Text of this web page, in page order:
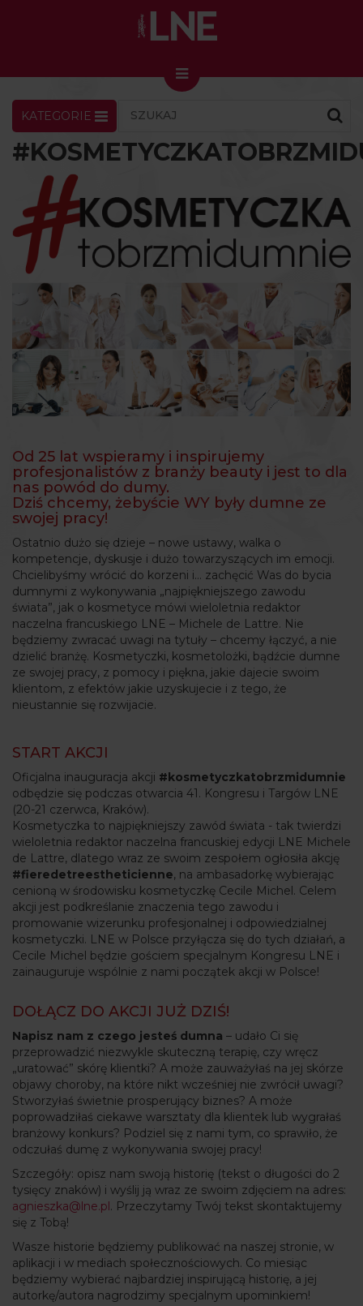
LNENEWS
Skin Master w Warszawie
49. edycja w Krakowie
VIDEO
MAGAZYN
O NAS
PRENUMERATA
ARTYKUŁY
WYDARZENIA
KATEGORIE
Od 25 lat wspieramy i inspirujemy
profesjonalistów z branży beauty i jest to dla
nas powód do dumy.
Dziś chcemy, żebyście WY były dumne ze
swojej pracy!
Ostatnio dużo się dzieje – nowe ustawy, walka o
kompetencje, dyskusje i dużo towarzyszących im emocji.
Chcielibyśmy wrócić do korzeni i… zachęcić Was do bycia
dumnymi z wykonywania „najpiękniejszego zawodu
świata”, jak o kosmetyce mówi wieloletnia redaktor
naczelna francuskiego LNE – Michele de Lattre. Nie
będziemy zwracać uwagi na tytuły – chcemy łączyć, a nie
dzielić branżę. Kosmetyczki, kosmetolożki, bądźcie dumne
ze swojej pracy, z pomocy i piękna, jakie dajecie swoim
klientom, z efektów jakie uzyskujecie i z tego, że
nieustannie się rozwijacie.
START AKCJI
Oficjalna inauguracja akcji #kosmetyczkatobrzmidumnie
odbędzie się podczas otwarcia 41. Kongresu i Targów LNE
(20-21 czerwca, Kraków).
Kosmetyczka to najpiękniejszy zawód świata - tak twierdzi
wieloletnia redaktor naczelna francuskiej edycji LNE Michele
de Lattre, dlatego wraz ze swoim zespołem ogłosiła akcję
#fieredetreestheticienne, na ambasadorkę wybierając
cenioną w środowisku kosmetyczkę Cecile Michel. Celem
akcji jest podkreślanie znaczenia tego zawodu i
promowanie wizerunku profesjonalnej i odpowiedzialnej
kosmetyczki. LNE w Polsce przyłącza się do tych działań, a
Cecile Michel będzie gościem specjalnym Kongresu LNE i
zainauguruje wspólnie z nami początek akcji w Polsce!
DOŁĄCZ DO AKCJI JUŻ DZIŚ!
Napisz nam z czego jesteś dumna – udało Ci się
przeprowadzić niezwykle skuteczną terapię, czy wręcz
„uratować” skórę klientki? A może zauważyłaś na jej skórze
objawy choroby, na które nikt wcześniej nie zwrócił uwagi?
Stworzyłaś świetnie prosperujący biznes? A może
poprowadziłaś ciekawe warsztaty dla klientek lub wygrałaś
branżowy konkurs? Podziel się z nami tym, co sprawiło, że
odczułaś dumę z wykonywania swojej pracy!
Szczegóły: opisz nam swoją historię (tekst o długości do 2
tysięcy znaków) i wyślij ją wraz ze swoim zdjęciem na adres:
agnieszka@lne.pl. Przeczytamy Twój tekst skontaktujemy
się z Tobą!
Wasze historie będziemy publikować na naszej stronie, w
aplikacji i w mediach społecznościowych. Co miesiąc
będziemy wybierać najbardziej inspirującą historię, a jej
autorkę/autora nagrodzimy specjalnym upominkiem!